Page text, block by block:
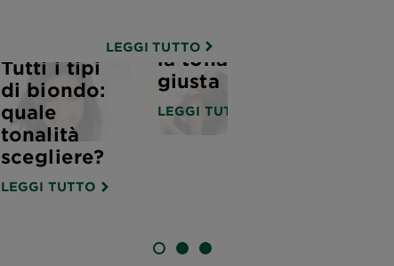
LEGGI TUTTO
Tutti i tipi
di biondo:
quale
tonalità
scegliere?
LEGGI TUTTO
scegliere
la tonalità
giusta
LEGGI TUTTO
SLIDE 1
SLIDE 2SLIDE 3